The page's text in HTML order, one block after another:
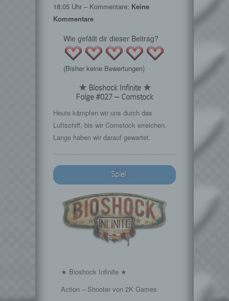
18:05 Uhr – Kommentare: Keine
Kommentare
Wie gefällt dir dieser Beitrag?
(Bisher keine Bewertungen)
★ Bioshock Infinite ★
Folge #027 – Comstock
Heute kämpfen wir uns durch das
Luftschiff, bis wir Comstock erreichen.
Lange haben wir darauf gewartet.
Spiel
★ Bioshock Infinite ★
Action – Shooter von 2K Games